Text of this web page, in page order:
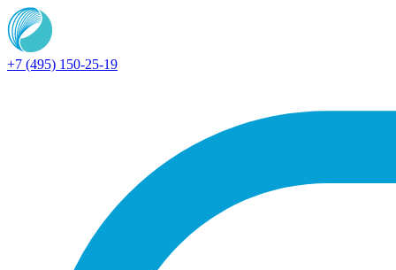
+7 (495) 150-25-19